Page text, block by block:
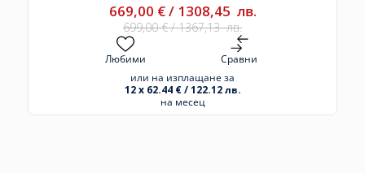
669,00 €/ 1308,45 лв.
699,00€/1367,13лв.
Любими
Сравни
или на изплащане за
12 x 62.44 € / 122.12 лв.
на месец